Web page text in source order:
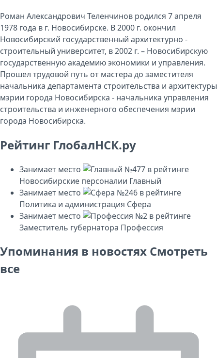
Роман Александрович Теленчинов родился 7 апреля
1978 года в г. Новосибирске. В 2000 г. окончил
Новосибирский государственный архитектурно -
строительный университет, в 2002 г. – Новосибирскую
государственную академию экономики и управления.
Прошел трудовой путь от мастера до заместителя
начальника департамента строительства и архитектуры
мэрии города Новосибирска - начальника управления
строительства и инженерного обеспечения мэрии
города Новосибирска.
Рейтинг ГлобалНСК.ру
Занимает место №477 в рейтинге
Новосибирские персоналии Главный
Занимает место
№246 в рейтинге
Политика и администрация Сфера
Занимает место
№2 в рейтинге
Заместитель губернатора Профессия
Упоминания в новостях Смотреть
все